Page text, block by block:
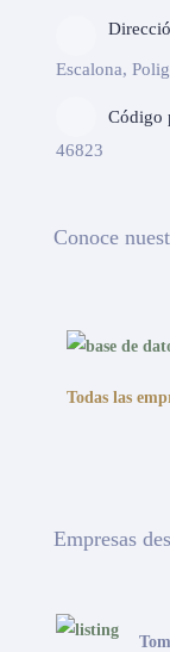
Escalona,
Código
46823
Conoce
Todas las
Empresas